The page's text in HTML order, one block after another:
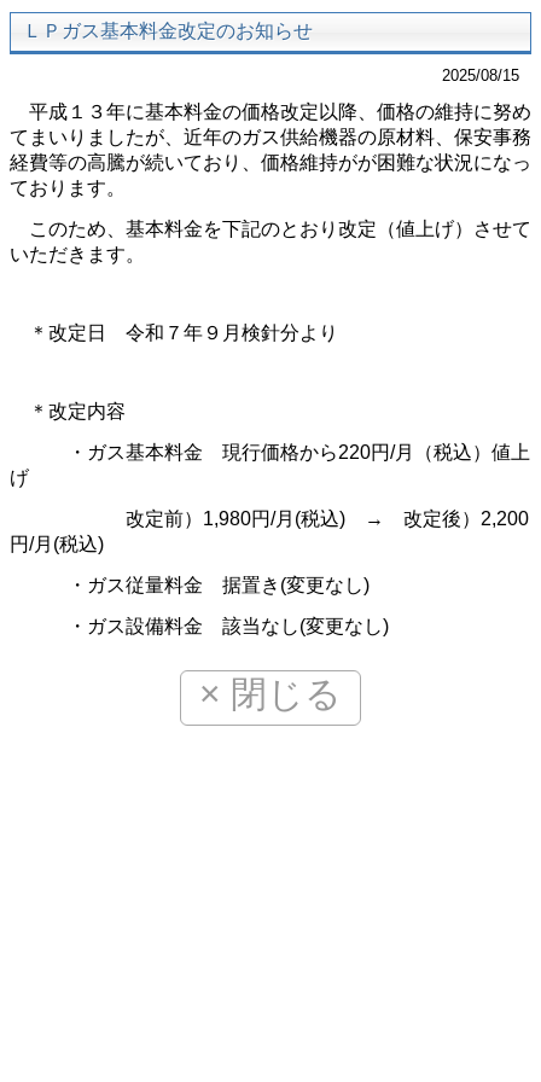
ＬＰガス基本料金改定のお知らせ
2025/08/15
平成１３年に基本料金の価格改定以降、価格の維持に努め
てまいりましたが、近年のガス供給機器の原材料、保安事務
経費等の高騰が続いており、価格維持がが困難な状況になっ
ております。
このため、基本料金を下記のとおり改定（値上げ）させて
いただきます。
＊改定日 令和７年９月検針分より
＊改定内容
・ガス基本料金 現行価格から220円/月（税込）値上
げ
改定前） 1,980円/月 (税込) → 改定後） 2,200
円/月 (税込)
・ガス従量料金 据置き (変更なし)
・ガス設備料金 該当なし(変更なし)
× 閉じる